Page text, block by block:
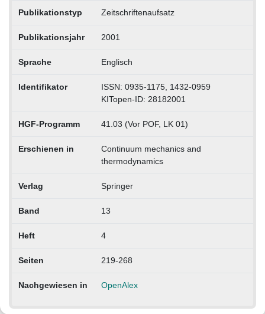
Publikationstyp Zeitschriftenaufsatz
Publikationsjahr 2001
Sprache Englisch
Identifikator
ISSN: 0935-1175, 1432-0959
KITopen-ID: 28182001
HGF-Programm 41.03 (Vor POF, LK 01)
Erschienen in
Continuum mechanics and
thermodynamics
Verlag Springer
Band 13
Heft 4
Seiten 219-268
Nachgewiesen in OpenAlex